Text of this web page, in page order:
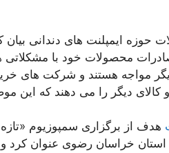
ایمپلنت های دندانی بیان
محصولات خود با
مواجه هستند و شرکت های
کالای دیگر را می دهند که این
هدف از برگزاری سمپوزیوم
استان خراسان رضوی عنوان کرد و